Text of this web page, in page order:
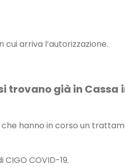
arriva l’autorizzazione.
trovano già in Cassa
che hanno in corso un
COVID-19.